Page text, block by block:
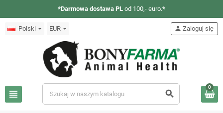
*Darmowa dostawa PL od 100,- euro.*
Polski EUR
view_headline search
person Zaloguj się
0